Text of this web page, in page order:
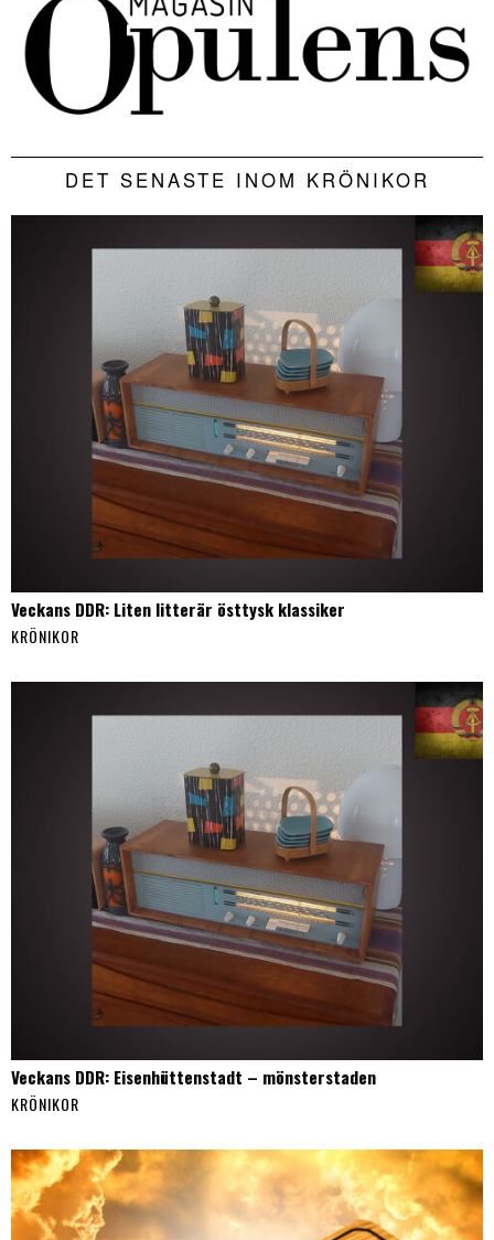
DET SENASTE INOM KRÖNIKOR
Veckans DDR: Liten litterär östtysk klassiker
KRÖNIKOR
Veckans DDR: Eisenhüttenstadt – mönsterstaden
KRÖNIKOR